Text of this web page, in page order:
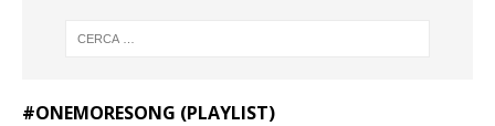
#ONEMORESONG (PLAYLIST)